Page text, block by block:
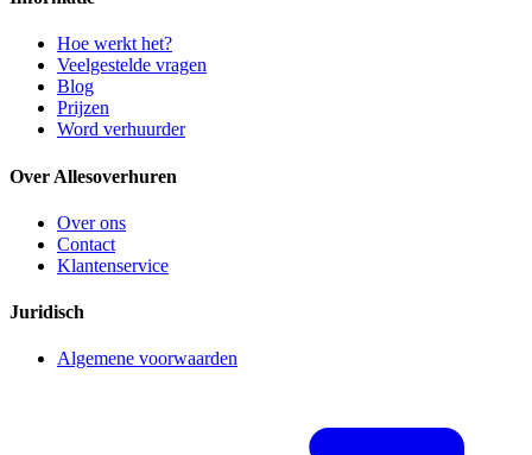
Hoe werkt het?
Veelgestelde vragen
Blog
Prijzen
Word verhuurder
Over Allesoverhuren
Over ons
Contact
Klantenservice
Juridisch
Algemene voorwaarden